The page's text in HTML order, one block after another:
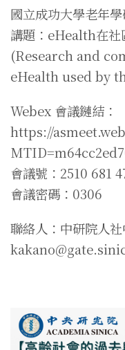
國立成功大學老年
講題：eHealth在社
(Research and
eHealth used by
Webex 會議鏈結：
https://
會議號：2510 681
會議密碼：0306
聯絡人：中研院人